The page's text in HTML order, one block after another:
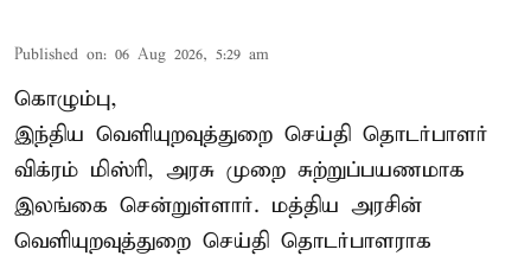
Published on: 06 Aug 2026, 5:29 am
கொழும்பு,
இந்திய வெளியுறவுத்துறை செய்தி தொடர்பாளர்
விக்ரம் மிஸ்ரி, அரசு முறை சுற்றுப்பயணமாக
இலங்கை சென்றுள்ளார். மத்திய அரசின்
வெளியுறவுத்துறை செய்தி தொடர்பாளராக